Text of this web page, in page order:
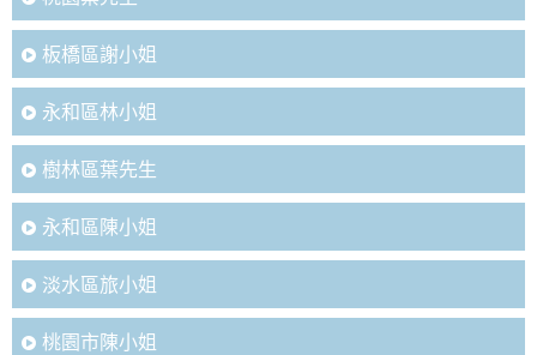
板橋區謝小姐
永和區林小姐
樹林區葉先生
永和區陳小姐
淡水區旅小姐
桃園市陳小姐